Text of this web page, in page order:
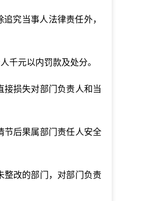
究当事人法律责任外，
千元以内罚款及处分。
损失对部门负责人和当
节后果属部门责任人安全
整改的部门，对部门负责